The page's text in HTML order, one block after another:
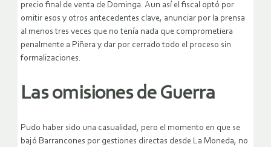
precio final de venta de Dominga. Aun así el fiscal optó por
omitir esos y otros antecedentes clave, anunciar por la prensa
al menos tres veces que no tenía nada que comprometiera
penalmente a Piñera y dar por cerrado todo el proceso sin
formalizaciones.
Las omisiones de Guerra
Pudo haber sido una casualidad, pero el momento en que se
bajó Barrancones por gestiones directas desde La Moneda, no